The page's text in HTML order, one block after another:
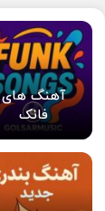
آهنگ های
فانک